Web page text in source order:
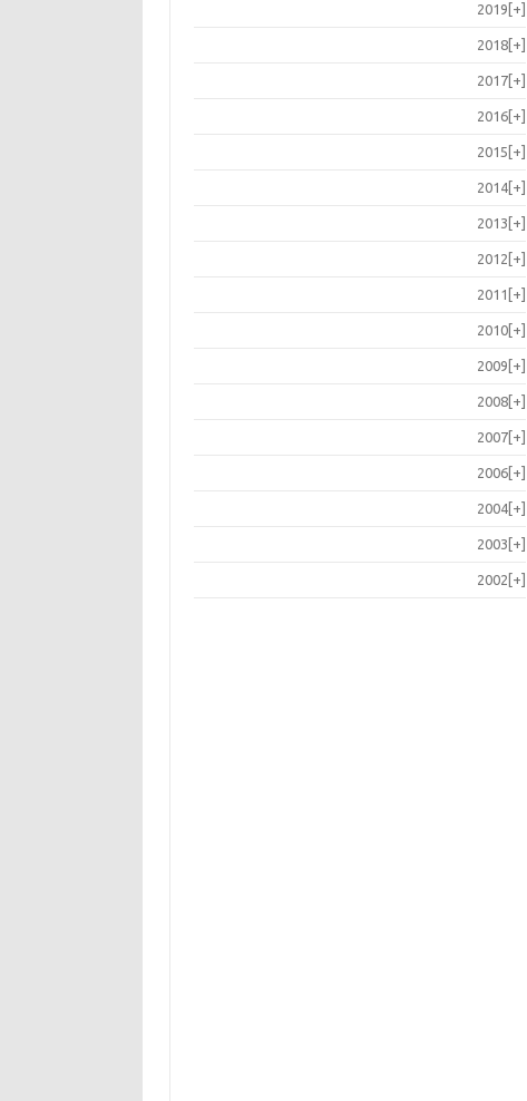
[+]
2019
[+]
2018
[+]
2017
[+]
2016
[+]
2015
[+]
2014
[+]
2013
[+]
2012
[+]
2011
[+]
2010
[+]
2009
[+]
2008
[+]
2007
[+]
2006
[+]
2004
[+]
2003
[+]
2002